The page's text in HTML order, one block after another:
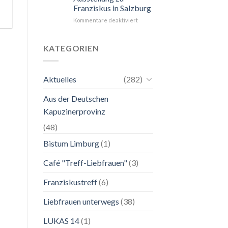
unkompliziert.
Franziskus in Salzburg
Kommentare deaktiviertfür
Franziskanische
KATEGORIEN
Aktuelles
(282)
Aus der Deutschen
Kapuzinerprovinz
(48)
Bistum Limburg(1)
Café "Treff-Liebfrauen"(3)
Franziskustreff(6)
Liebfrauen unterwegs (38)
LUKAS 14(1)